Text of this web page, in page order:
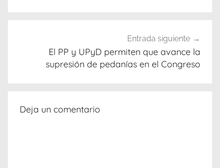
Entrada siguiente
El PP y UPyD permiten que avance la
supresión de pedanías en el Congreso
Deja un comentario